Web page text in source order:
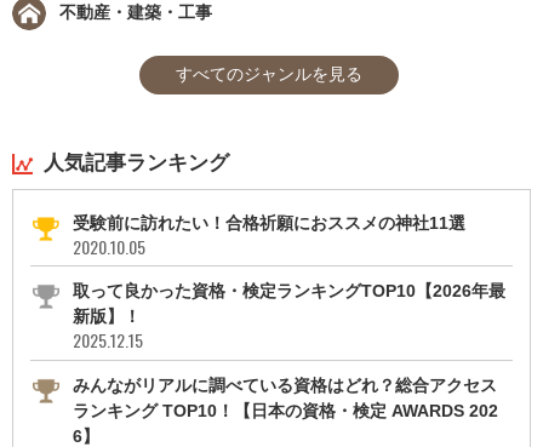
不動産・建築・工事
すべてのジャンルを見る
人気記事ランキング
受験前に訪れたい！合格祈願におススメの神社11選
2020.10.05
取って良かった資格・検定ランキングTOP10【2026年最
新版】！
2025.12.15
みんながリアルに調べている資格はどれ？総合アクセス
ランキング TOP10！【日本の資格・検定 AWARDS 202
6】